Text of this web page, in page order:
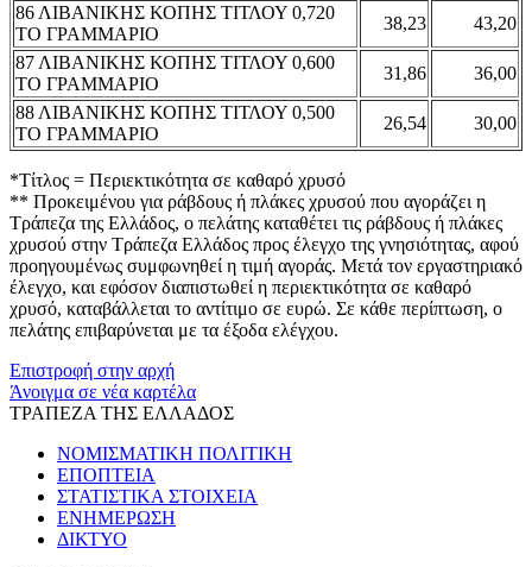
86 ΛΙΒΑΝΙΚΗΣ ΚΟΠΗΣ ΤΙΤΛΟΥ 0,720
ΤΟ ΓΡΑΜΜΑΡΙΟ
38,23
43,20
87 ΛΙΒΑΝΙΚΗΣ ΚΟΠΗΣ ΤΙΤΛΟΥ 0,600
ΤΟ ΓΡΑΜΜΑΡΙΟ
31,86
36,00
88 ΛΙΒΑΝΙΚΗΣ ΚΟΠΗΣ ΤΙΤΛΟΥ 0,500
ΤΟ ΓΡΑΜΜΑΡΙΟ
26,54 30,00
*Τίτλος = Περιεκτικότητα σε καθαρό χρυσό
** Προκειμένου για ράβδους ή πλάκες χρυσού που αγοράζει η
Τράπεζα της Ελλάδος, ο πελάτης καταθέτει τις ράβδους ή πλάκες
χρυσού στην Τράπεζα Ελλάδος προς έλεγχο της γνησιότητας, αφού
προηγουμένως συμφωνηθεί η τιμή αγοράς. Μετά τον εργαστηριακό
έλεγχο, και εφόσον διαπιστωθεί η περιεκτικότητα σε καθαρό
χρυσό, καταβάλλεται το αντίτιμο σε ευρώ. Σε κάθε περίπτωση, ο
πελάτης επιβαρύνεται με τα έξοδα ελέγχου.
Επιστροφή στην αρχή
Άνοιγμα σε νέα καρτέλα
ΤΡΑΠΕΖΑ ΤΗΣ ΕΛΛΑΔΟΣ
ΝΟΜΙΣΜΑΤΙΚΗ ΠΟΛΙΤΙΚΗ
ΕΠΟΠΤΕΙΑ
ΣΤΑΤΙΣΤΙΚΑ ΣΤΟΙΧΕΙΑ
ΕΝΗΜΕΡΩΣΗ
ΔΙΚΤΥΟ